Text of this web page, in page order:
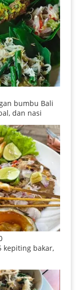
bumbu Bali
dan nasi
kepiting bakar,